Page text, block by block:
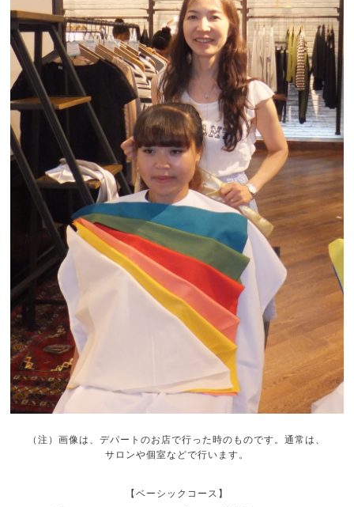
（注）画像は、デパートのお店で行った時のものです。通常は、
サロンや個室などで行います。
【ベーシックコース】